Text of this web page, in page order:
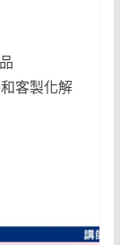
客製化解